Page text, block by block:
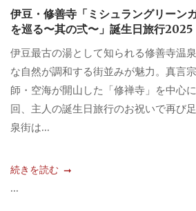
伊豆・修善寺「ミシュラングリーン
を巡る〜其の弍〜」誕生日旅行2025
伊豆最古の湯として知られる修善寺温
な自然が調和する街並みが魅力。真言
師・空海が開山した「修禅寺」を中心
回、主人の誕生日旅行のお祝いで再び
泉街は...
続きを読む
...